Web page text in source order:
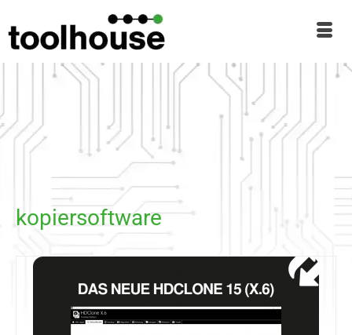
kopiersoftware